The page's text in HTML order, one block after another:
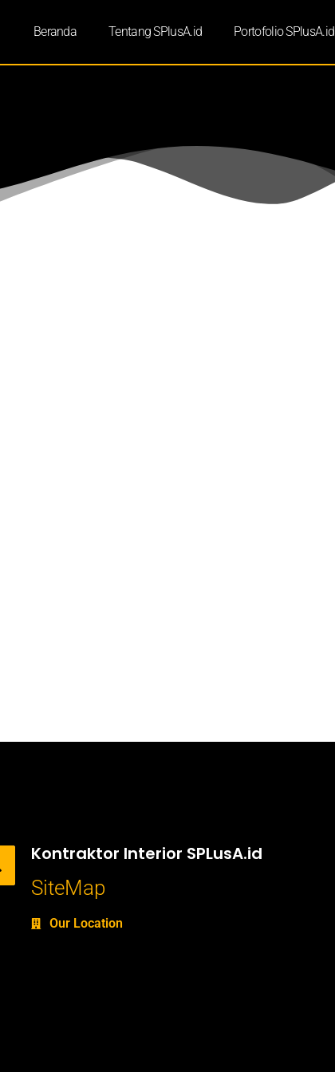
Beranda Tentang SPlusA.id Portofolio SPlusA.id
Kontraktor Interior SPLusA.id
SiteMap
Our Location